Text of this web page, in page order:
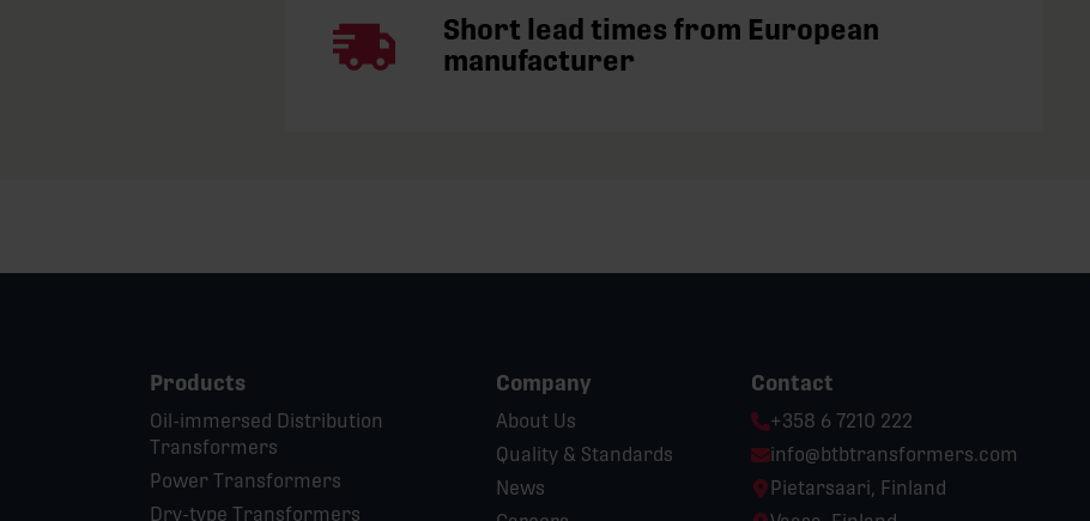
Short lead times from European
manufacturer
Products
Oil-immersed Distribution
Transformers
Power Transformers
Dry-type Transformers
Company
About Us
Quality & Standards
News
Contact
Phone:
+358 6 7210 222
Email:
info@btbtransformers.com
Location:
Pietarsaari, Finland